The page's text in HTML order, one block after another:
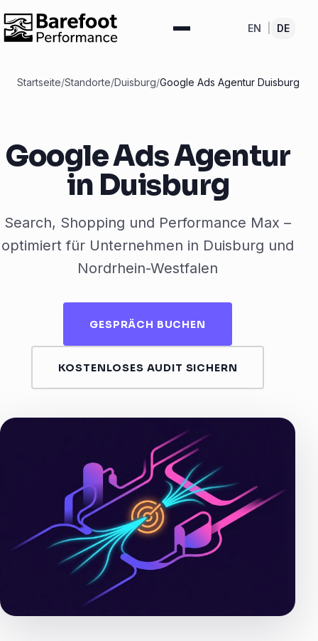
EN DE
Startseite/Standorte/Duisburg/Google Ads Agentur Duisburg
Google Ads Agentur
in Duisburg
Search, Shopping und Performance Max –
optimiert für Unternehmen in Duisburg und
Nordrhein-Westfalen
GESPRÄCH BUCHEN
KOSTENLOSES AUDIT SICHERN